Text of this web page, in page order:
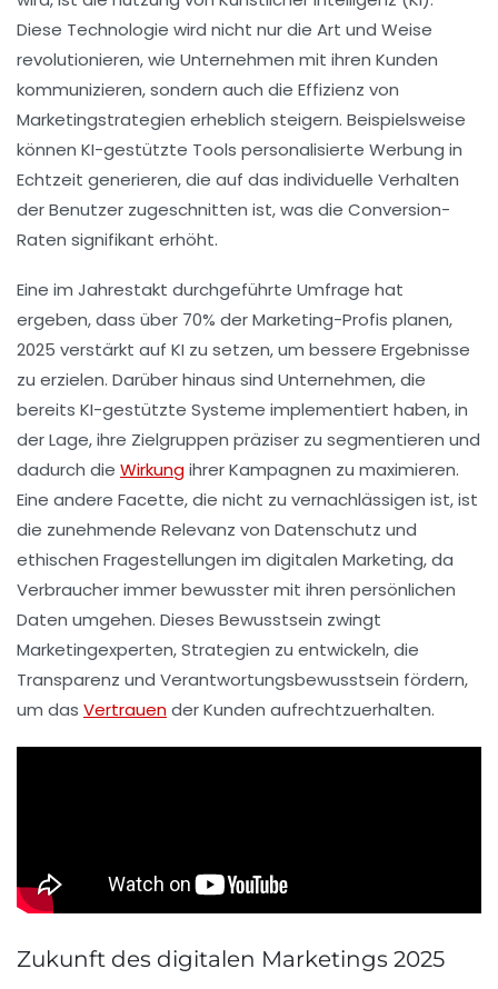
Diese Technologie wird nicht nur die Art und Weise
revolutionieren, wie Unternehmen mit ihren Kunden
kommunizieren, sondern auch die Effizienz von
Marketingstrategien erheblich steigern. Beispielsweise
können KI-gestützte Tools personalisierte Werbung in
Echtzeit generieren, die auf das individuelle Verhalten
der Benutzer zugeschnitten ist, was die Conversion-
Raten signifikant erhöht.
Eine im Jahrestakt durchgeführte Umfrage hat
ergeben, dass über 70% der Marketing-Profis planen,
2025 verstärkt auf KI zu setzen, um bessere Ergebnisse
zu erzielen. Darüber hinaus sind Unternehmen, die
bereits KI-gestützte Systeme implementiert haben, in
der Lage, ihre Zielgruppen präziser zu segmentieren und
dadurch die Wirkungihrer Kampagnen zu maximieren.
Eine andere Facette, die nicht zu vernachlässigen ist, ist
die zunehmende Relevanz von Datenschutz und
ethischen Fragestellungen im digitalen Marketing, da
Verbraucher immer bewusster mit ihren persönlichen
Daten umgehen. Dieses Bewusstsein zwingt
Marketingexperten, Strategien zu entwickeln, die
Transparenz und Verantwortungsbewusstsein fördern,
um das Vertrauender Kunden aufrechtzuerhalten.
Zukunft des digitalen Marketings 2025